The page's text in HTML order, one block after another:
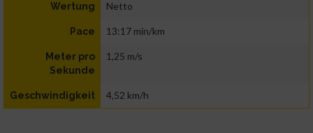
Wertung Netto
Pace 13:17 min/km
Meter pro
Sekunde
1,25 m/s
Geschwindigkeit 4,52 km/h